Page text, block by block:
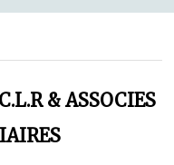
& ASSOCIES